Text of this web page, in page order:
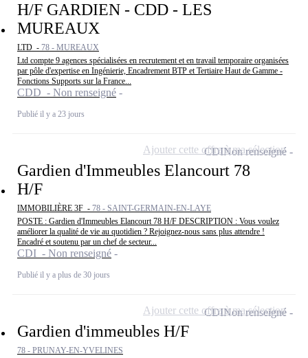
H/F GARDIEN - CDD - LES
MUREAUX
LTD - 78 - MUREAUX
Ltd compte 9 agences spécialisées en recrutement et en travail temporaire organisées
par pôle d'expertise en Ingénierie, Encadrement BTP et Tertiaire Haut de Gamme -
Fonctions Supports sur la France...
CDD - Non renseigné
Publié il y a 23 jours
Gardien d'Immeubles Elancourt 78
H/F
IMMOBILIÈRE 3F - 78 - SAINT-GERMAIN-EN-LAYE
POSTE : Gardien d'Immeubles Elancourt 78 H/F DESCRIPTION : Vous voulez
améliorer la qualité de vie au quotidien ? Rejoignez-nous sans plus attendre !
Encadré et soutenu par un chef de secteur...
CDI - Non renseigné
Publié il y a plus de 30 jours
CDINon renseigné
Ajouter cette offre à ma sélection
Gardien d'immeubles H/F
78 - PRUNAY-EN-YVELINES
CDINon renseigné
Ajouter cette offre à ma sélection